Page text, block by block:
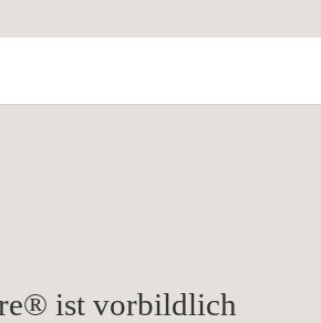
ist vorbildlich